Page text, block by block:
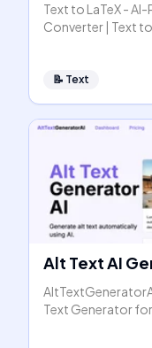
Text to LaTeX -
Converter | Text to
📝 Text
Alt Text AI
Text Generator